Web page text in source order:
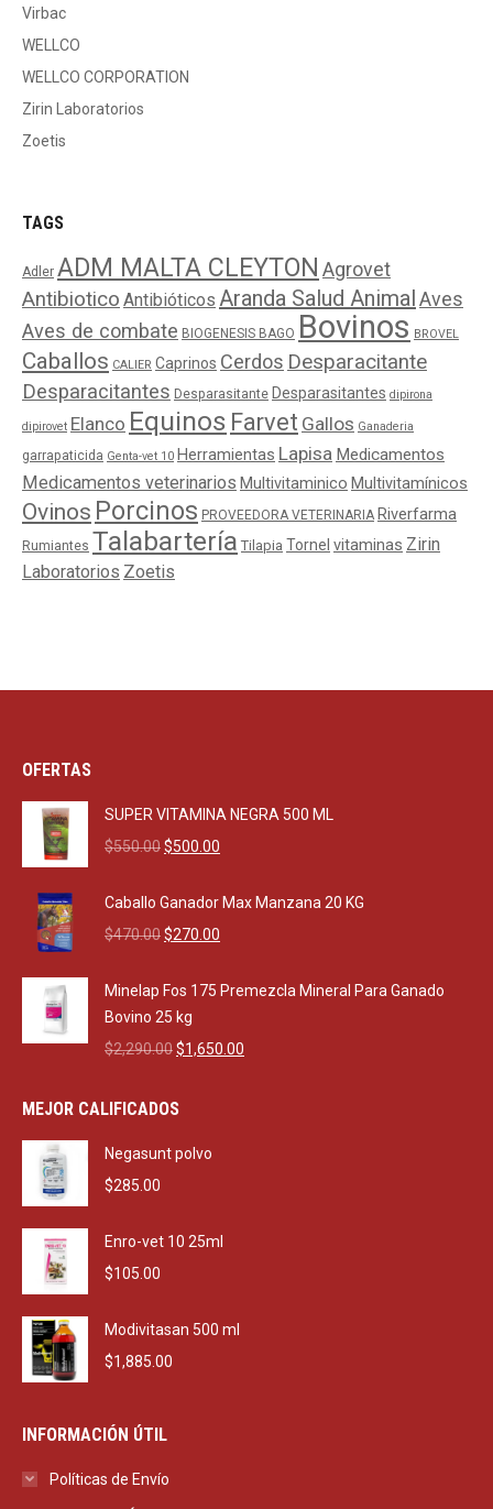
Virbac
WELLCO
WELLCO CORPORATION
Zirin Laboratorios
Zoetis
TAGS
Adler ADM MALTA CLEYTON Agrovet
Antibiotico Antibióticos Aranda Salud AnimalAves
Aves de combate BIOGENESIS BAGO Bovinos BROVEL
Caballos CALIER Caprinos Cerdos Desparacitante
Desparacitantes Desparasitante Desparasitantes dipirona
dipirovet Elanco Equinos Farvet Gallos Ganaderia
garrapaticida Genta-vet 10 Herramientas Lapisa Medicamentos
Medicamentos veterinarios Multivitaminico Multivitamínicos
Ovinos Porcinos PROVEEDORA VETERINARIA Riverfarma
Rumiantes Talabartería Tilapia Tornel vitaminas Zirin
Laboratorios Zoetis
OFERTAS
SUPER VITAMINA NEGRA 500 ML
$550.00Original
was:
$550.00.
$500.00
is:
Caballo Ganador Max Manzana 20 KG
$470.00Original
was:
$470.00.
$270.00
is:
Minelap Fos 175 Premezcla Mineral Para Ganado
Bovino 25 kg
$2,290.00Original
was:
$1,650.00
MEJOR CALIFICADOS
Negasunt polvo
$285.00
Enro-vet 10 25ml
$105.00
Modivitasan 500 ml
$1,885.00
INFORMACIÓN ÚTIL
Políticas de Envío